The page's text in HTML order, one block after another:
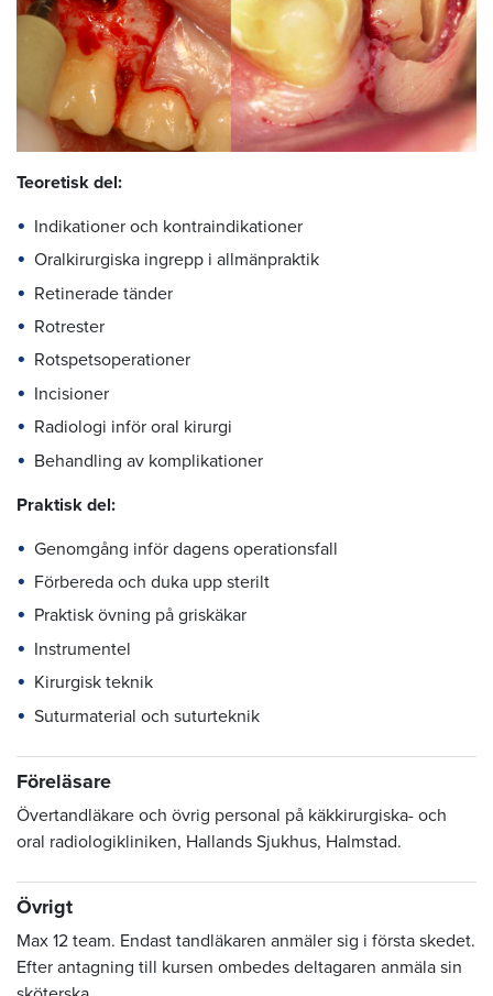
Teoretisk del:
Indikationer och kontraindikationer
Oralkirurgiska ingrepp i allmänpraktik
Retinerade tänder
Rotrester
Rotspetsoperationer
Incisioner
Radiologi inför oral kirurgi
Behandling av komplikationer
Praktisk del:
Genomgång inför dagens operationsfall
Förbereda och duka upp sterilt
Praktisk övning på griskäkar
Instrumentel
Kirurgisk teknik
Suturmaterial och suturteknik
Föreläsare
Övertandläkare och övrig personal på käkkirurgiska- och
oral radiologikliniken, Hallands Sjukhus, Halmstad.
Övrigt
Max 12 team. Endast tandläkaren anmäler sig i första skedet.
Efter antagning till kursen ombedes deltagaren anmäla sin